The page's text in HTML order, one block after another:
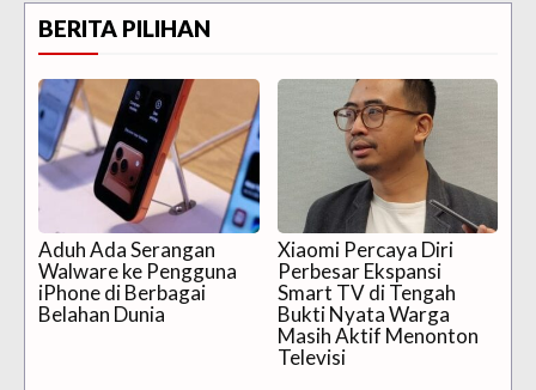
BERITA PILIHAN
Aduh Ada Serangan
Walware ke Pengguna
iPhone di Berbagai
Belahan Dunia
Xiaomi Percaya Diri
Perbesar Ekspansi
Smart TV di Tengah
Bukti Nyata Warga
Masih Aktif Menonton
Televisi